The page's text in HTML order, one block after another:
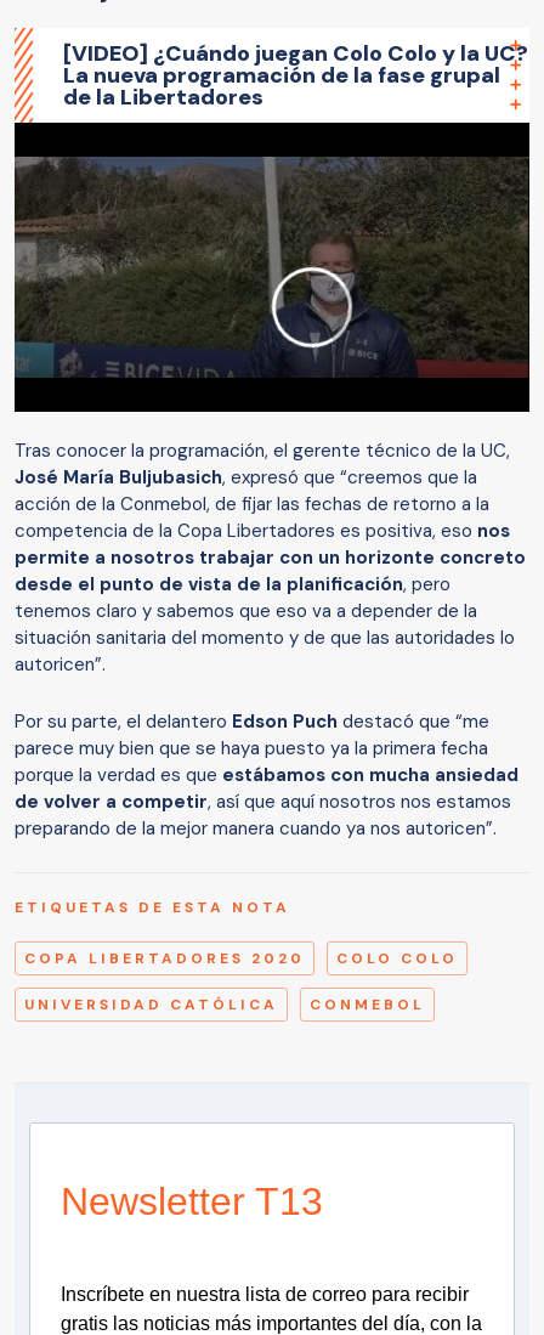
[VIDEO] ¿Cuándo juegan Colo Colo y la UC?
La nueva programación de la fase grupal
de la Libertadores
Tras conocer la programación, el gerente técnico de la UC,
José María Buljubasich, expresó que “creemos que la
acción de la Conmebol, de fijar las fechas de retorno a la
competencia de la Copa Libertadores es positiva, eso nos
permite a nosotros trabajar con un horizonte concreto
desde el punto de vista de la planificación, pero
tenemos claro y sabemos que eso va a depender de la
situación sanitaria del momento y de que las autoridades lo
autoricen”.
Por su parte, el delantero Edson Puch destacó que “me
parece muy bien que se haya puesto ya la primera fecha
porque la verdad es que estábamos con mucha ansiedad
de volver a competir, así que aquí nosotros nos estamos
preparando de la mejor manera cuando ya nos autoricen”.
ETIQUETAS DE ESTA NOTA
COPA LIBERTADORES 2020 COLO COLO
UNIVERSIDAD CATÓLICA CONMEBOL
Newsletter T13
Inscríbete en nuestra lista de correo para recibir
gratis las noticias más importantes del día, con la